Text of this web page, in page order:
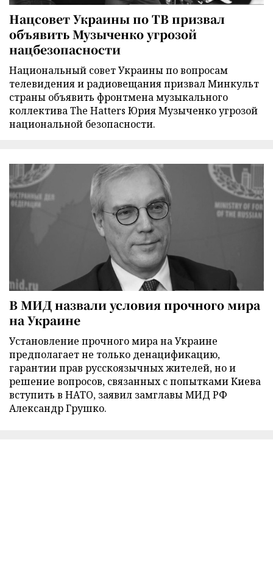
Нацсовет Украины по ТВ призвал
объявить Музыченко угрозой
нацбезопасности
Национальный совет Украины по вопросам
телевидения и радиовещания призвал Минкульт
страны объявить фронтмена музыкального
коллектива The Hatters Юрия Музыченко угрозой
национальной безопасности.
В МИД назвали условия прочного мира
на Украине
Установление прочного мира на Украине
предполагает не только денацификацию,
гарантии прав русскоязычных жителей, но и
решение вопросов, связанных с попытками Киева
вступить в НАТО, заявил замглавы МИД РФ
Александр Грушко.